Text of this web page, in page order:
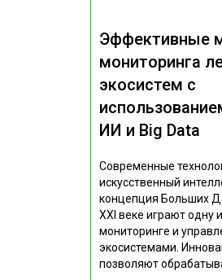
Эффективные
мониторинга
экосистем с
ИИ и Big Data
Современные
искусственный
концепция Больших
XXI веке играют одну
мониторинге и
экосистемами.
позволяют